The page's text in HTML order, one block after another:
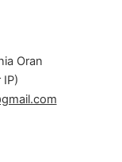
Oran
IP)